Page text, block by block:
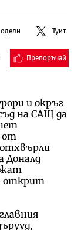
Туит
Препоръчай
и окръг
на САЩ да
от
Доналд
открит